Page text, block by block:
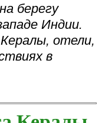
берегу
Индии.
отели,
в